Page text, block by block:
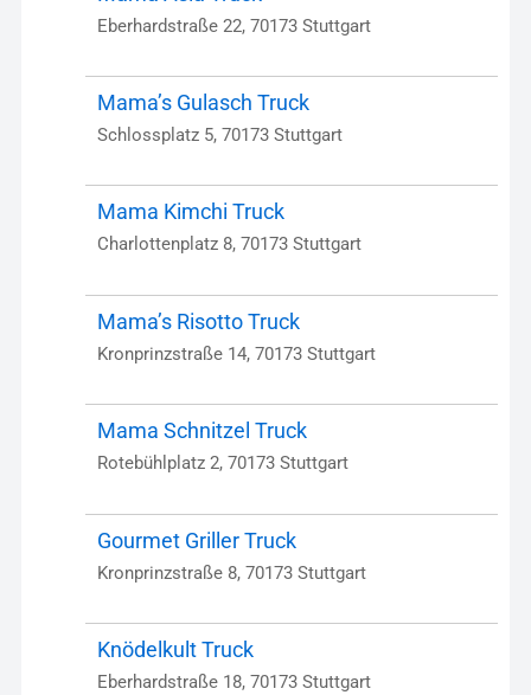
Eberhardstraße 22, 70173 Stuttgart
Mama’s Gulasch Truck
Schlossplatz 5, 70173 Stuttgart
Mama Kimchi Truck
Charlottenplatz 8, 70173 Stuttgart
Mama’s Risotto Truck
Kronprinzstraße 14, 70173 Stuttgart
Mama Schnitzel Truck
Rotebühlplatz 2, 70173 Stuttgart
Gourmet Griller Truck
Kronprinzstraße 8, 70173 Stuttgart
Knödelkult Truck
Eberhardstraße 18, 70173 Stuttgart